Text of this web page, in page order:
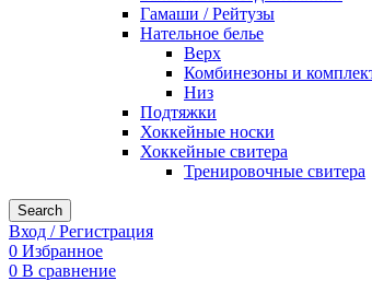
Гамаши / Рейтузы
Нательное белье
Верх
Комбинезоны и
Низ
Подтяжки
Хоккейные носки
Хоккейные свитера
Тренировочные свитера
Search
Вход / Регистрация
0 Избранное
0 В сравнение